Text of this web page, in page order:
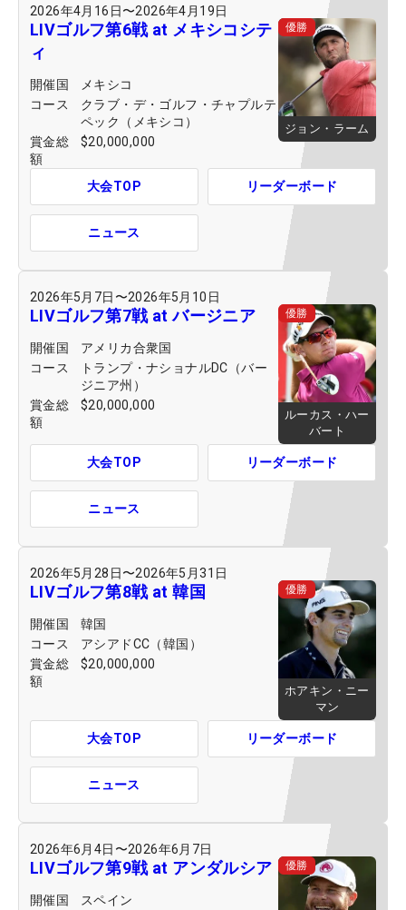
2026年4月16日〜2026年4月19日
LIVゴルフ第6戦 at メキシコシテ
ィ
開催国
メキシコ
コース
クラブ・デ・ゴルフ・チャプルテ
ペック（メキシコ）
賞金総
額
$20,000,000
優勝
ジョン・ラーム
大会TOP リーダーボード
ニュース
2026年5月7日 〜2026年5月10日
LIVゴルフ第7戦 at バージニア
開催国
アメリカ合衆国
コース
トランプ・ナショナルDC（バー
ジニア州）
賞金総
額
$20,000,000
優勝
ルーカス・ハー
バート
大会TOP リーダーボード
ニュース
2026年5月28日〜2026年5月31日
LIVゴルフ第8戦 at 韓国
開催国
韓国
コース
アシアドCC（韓国）
賞金総
額
$20,000,000
優勝
ホアキン・ニー
マン
大会TOP リーダーボード
ニュース
2026年6月4日 〜2026年6月7日
LIVゴルフ第9戦 at アンダルシア
開催国
スペイン
優勝